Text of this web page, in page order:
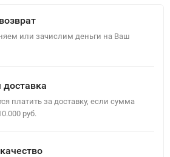
или зачислим деньги на Ваш
доставка
платить за доставку, если сумма
руб.